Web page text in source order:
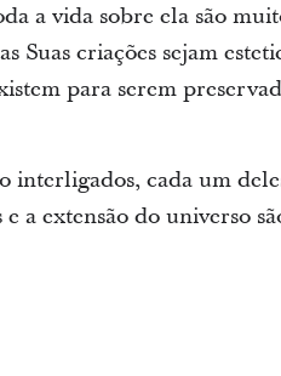
a vida sobre ela são
Suas criações sejam
para serem
interligados, cada um
a extensão do universo